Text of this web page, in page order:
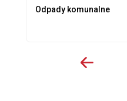
Odpady komunalne